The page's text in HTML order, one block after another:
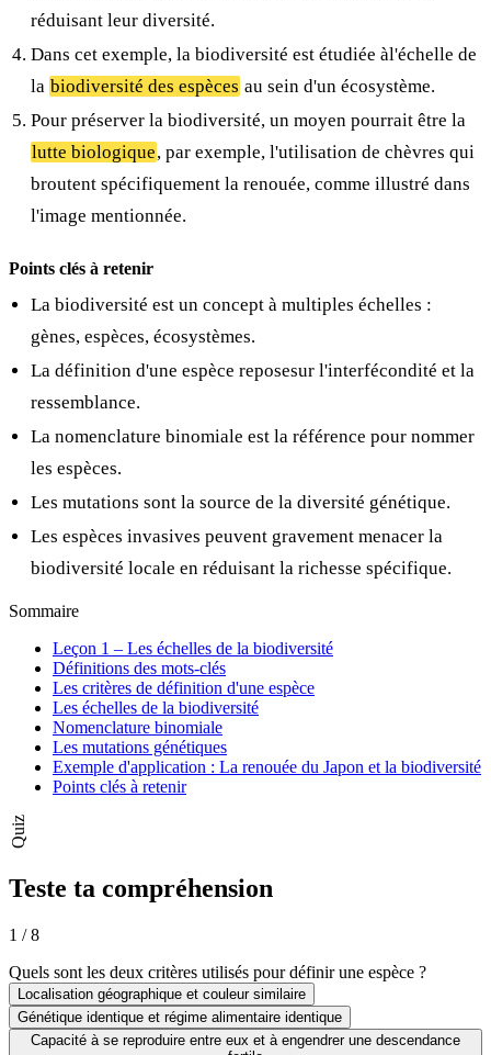
réduisant leur diversité.
Dans cet exemple, la biodiversité est étudiée àl'échelle de
la biodiversité des espèces au sein d'un écosystème.
Pour préserver la biodiversité, un moyen pourrait être la
lutte biologique, par exemple, l'utilisation de chèvres qui
broutent spécifiquement la renouée, comme illustré dans
l'image mentionnée.
Points clés à retenir
La biodiversité est un concept à multiples échelles :
gènes, espèces, écosystèmes.
La définition d'une espèce reposesur l'interfécondité et la
ressemblance.
La nomenclature binomiale est la référence pour nommer
les espèces.
Les mutations sont la source de la diversité génétique.
Les espèces invasives peuvent gravement menacer la
biodiversité locale en réduisant la richesse spécifique.
Sommaire
Leçon 1 – Les échelles de la biodiversité
Définitions des mots-clés
Les critères de définition d'une espèce
Les échelles de la biodiversité
Nomenclature binomiale
Les mutations génétiques
Exemple d'application : La renouée du Japon et la biodiversité
Points clés à retenir
Quiz
Teste ta compréhension
1 /8
Quels sont les deux critères utilisés pour définir une espèce ?
Localisation géographique et couleur similaire
Génétique identique et régime alimentaire identique
Capacité à se reproduire entre eux et à engendrer une descendance